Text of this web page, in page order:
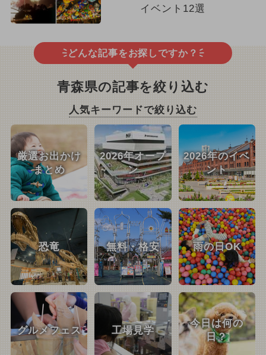
イベント12選
どんな記事をお探しですか？
青森県の記事を絞り込む
人気キーワードで絞り込む
厳選お出かけ
まとめ
2026年オープ
ン
2026年のイベ
ント
恐竜 無料・格安 雨の日OK
グルメフェス 工場見学
今日は何の
日？